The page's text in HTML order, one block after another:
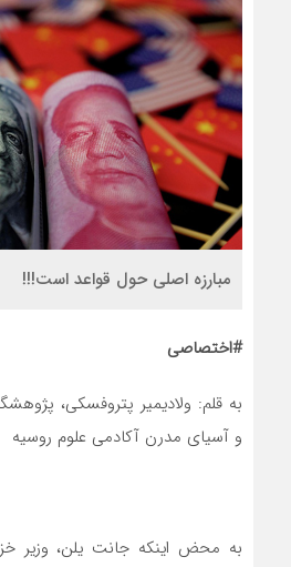
مبارزه اصلی حول قواعد است!!!
#اختصاصی
به قلم: ولادیمیر پتروفسکی،
و آسیای مدرن آکادمی علوم روسیه
به محض اینکه جانت یلن، وزیر